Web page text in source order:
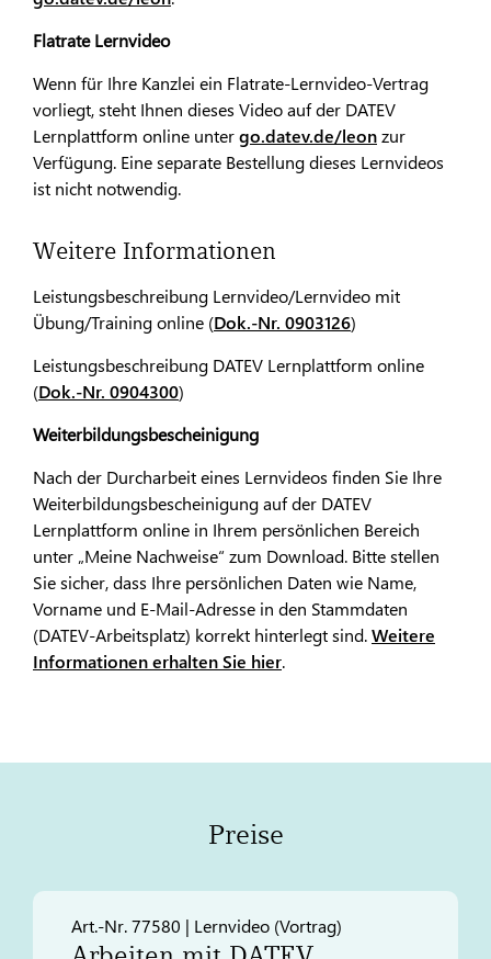
Flatrate Lernvideo
Wenn für Ihre Kanzlei ein Flatrate-Lernvideo-Vertrag
vorliegt, steht Ihnen dieses Video auf der DATEV
Lernplattform online untergo.datev.de/leonzur
Verfügung. Eine separate Bestellung dieses Lernvideos
ist nicht notwendig.
Weitere Informationen
Leistungsbeschreibung Lernvideo/Lernvideo mit
Übung/Training online (Dok.-Nr. 0903126)
Leistungsbeschreibung DATEV Lernplattform online
(Dok.-Nr. 0904300)
Weiterbildungsbescheinigung
Nach der Durcharbeit eines Lernvideos finden Sie Ihre
Weiterbildungsbescheinigung auf der DATEV
Lernplattform online in Ihrem persönlichen Bereich
unter „Meine Nachweise“ zum Download. Bitte stellen
Sie sicher, dass Ihre persönlichen Daten wie Name,
Vorname und E-Mail-Adresse in den Stammdaten
(DATEV-Arbeitsplatz) korrekt hinterlegt sind.Weitere
Informationen erhalten Sie hier.
Preise
Art.-Nr. 77580 | Lernvideo (Vortrag)